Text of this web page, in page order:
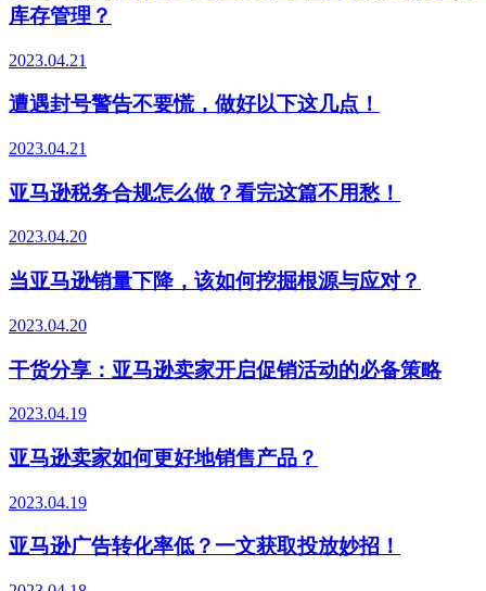
库存管理？
2023.04.21
遭遇封号警告不要慌，做好以下这几点！
2023.04.21
亚马逊税务合规怎么做？看完这篇不用愁！
2023.04.20
当亚马逊销量下降，该如何挖掘根源与应对？
2023.04.20
干货分享：亚马逊卖家开启促销活动的必备策略
2023.04.19
亚马逊卖家如何更好地销售产品？
2023.04.19
亚马逊广告转化率低？一文获取投放妙招！